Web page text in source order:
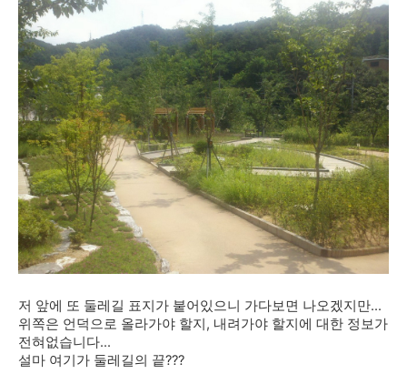
저 앞에 또 둘레길 표지가 붙어있으니 가다보면 나오겠지만...
위쪽은 언덕으로 올라가야 할지, 내려가야 할지에 대한 정보가
전혀없습니다...
설마 여기가 둘레길의 끝???